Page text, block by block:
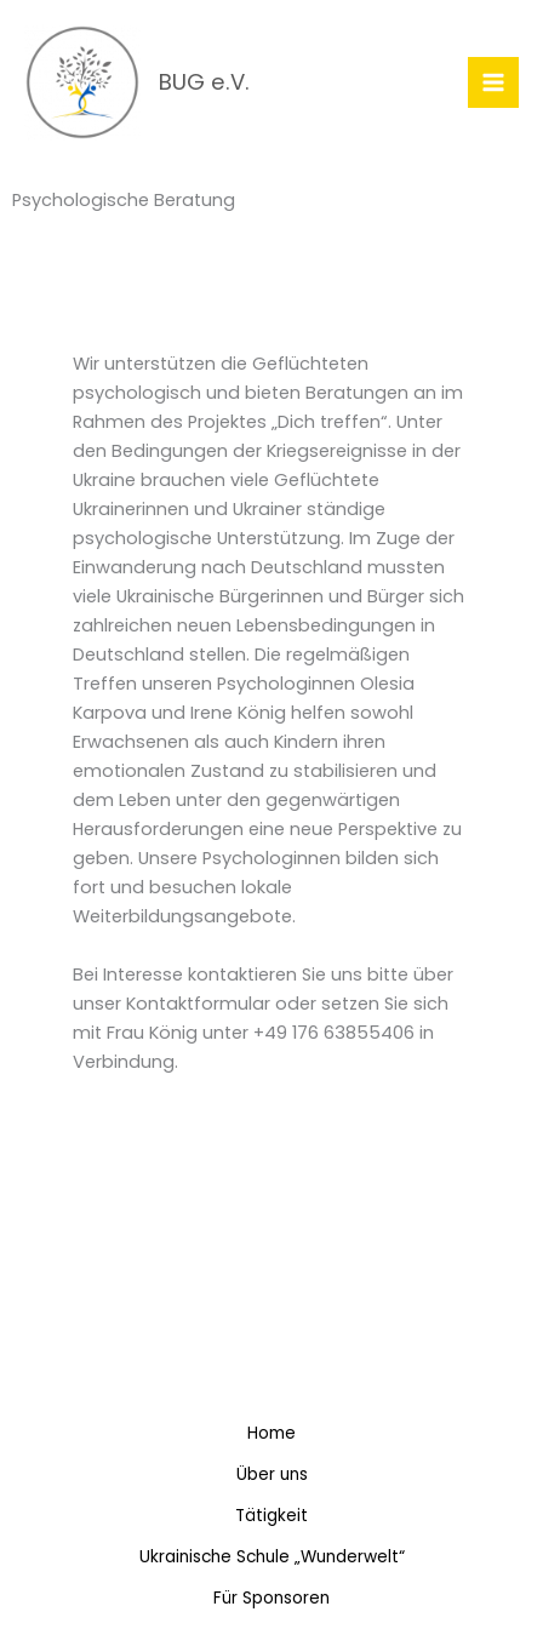
Inhalt
springen
BUG e.V.
Psychologische Beratung
Wir unterstützen die Geflüchteten
psychologisch und bieten Beratungen an im
Rahmen des Projektes „Dich treffen“. Unter
den Bedingungen der Kriegsereignisse in der
Ukraine brauchen viele Geflüchtete
Ukrainerinnen und Ukrainer ständige
psychologische Unterstützung. Im Zuge der
Einwanderung nach Deutschland mussten
viele Ukrainische Bürgerinnen und Bürger sich
zahlreichen neuen Lebensbedingungen in
Deutschland stellen. Die regelmäßigen
Treffen unseren Psychologinnen Olesia
Karpova und Irene König helfen sowohl
Erwachsenen als auch Kindern ihren
emotionalen Zustand zu stabilisieren und
dem Leben unter den gegenwärtigen
Herausforderungen eine neue Perspektive zu
geben. Unsere Psychologinnen bilden sich
fort und besuchen lokale
Weiterbildungsangebote.
Bei Interesse kontaktieren Sie uns bitte über
unser Kontaktformular oder setzen Sie sich
mit Frau König unter +49 176 63855406 in
Verbindung.
Home
Über uns
Tätigkeit
Ukrainische Schule „Wunderwelt“
Für Sponsoren